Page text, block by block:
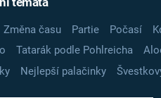
Změna času Partie Počasí
Tatarák podle Pohlreicha
Nejlepší palačinky